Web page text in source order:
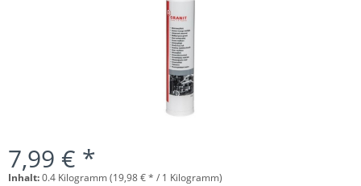
7,99 € *
Inhalt:0.4 Kilogramm (19,98 € * / 1 Kilogramm)